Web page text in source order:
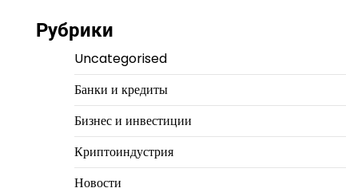
Рубрики
Uncategorised
Банки и кредиты
Бизнес и инвестиции
Криптоиндустрия
Новости